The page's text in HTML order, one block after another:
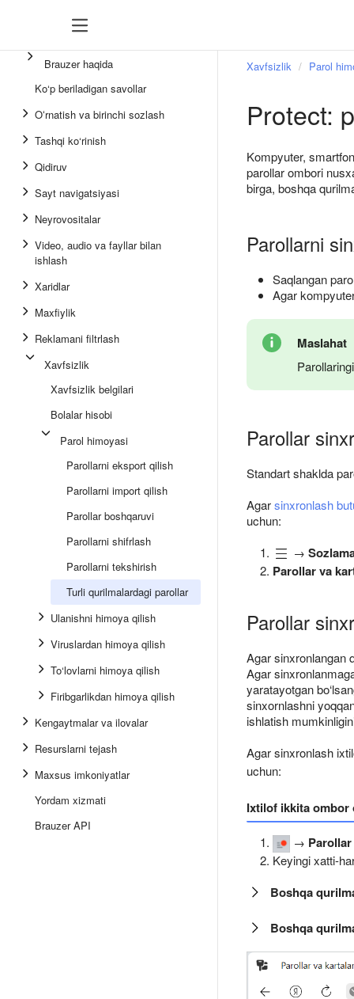
Brauzer haqida
Ko‘p beriladigan savollar
Oʻrnatish va birinchi sozlash
Tashqi ko‘rinish
Qidiruv
Sayt navigatsiyasi
Neyrovositalar
Video, audio va fayllar bilan
ishlash
Xaridlar
Maxfiylik
Reklamani filtrlash
Xavfsizlik
Xavfsizlik belgilari
Bolalar hisobi
Parol himoyasi
Parollarni eksport qilish
Parollarni import qilish
Parollar boshqaruvi
Parollarni shifrlash
Parollarni tekshirish
Turli qurilmalardagi parollar
Ulanishni himoya qilish
Viruslardan himoya qilish
To‘lovlarni himoya qilish
Firibgarlikdan himoya qilish
Kengaytmalar va ilovalar
Resurslarni tejash
Maxsus imkoniyatlar
Yordam xizmati
Brauzer API
Xavfsizlik Parol
Protect:
Kompyuter,
parollar ombori
birga, boshqa
Parollarni
Saqlangan
Agar
Maslahat
Parollar
Standart shaklda
Agarsinxronlash
uchun:
→
Parollar va
Parollar
Agar sinxronlangan
Agar
yaratayotgan
sinxornlashni
ishlatish
Agar sinxronlash
uchun:
Ixtilof ikkita ombor
→
Keyingi xatti-
Boshqa
Boshqa